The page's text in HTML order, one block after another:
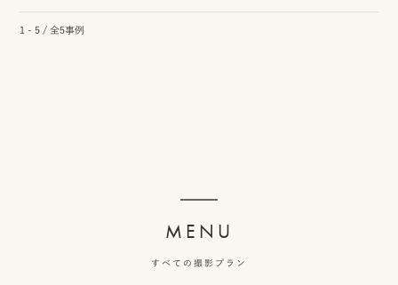
ニ
1 - 5 / 全5事例
MENU
すべての撮影プラン